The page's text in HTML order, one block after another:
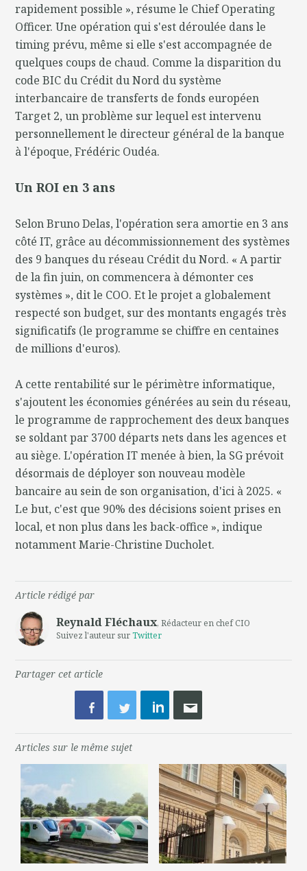
rapidement possible », résume le Chief Operating
Officer. Une opération qui s'est déroulée dans le
timing prévu, même si elle s'est accompagnée de
quelques coups de chaud. Comme la disparition du
code BIC du Crédit du Nord du système
interbancaire de transferts de fonds européen
Target 2, un problème sur lequel est intervenu
personnellement le directeur général de la banque
à l'époque, Frédéric Oudéa.
Un ROI en 3 ans
Selon Bruno Delas, l'opération sera amortie en 3 ans
côté IT, grâce au décommissionnement des systèmes
des 9 banques du réseau Crédit du Nord. « A partir
de la fin juin, on commencera à démonter ces
systèmes », dit le COO. Et le projet a globalement
respecté son budget, sur des montants engagés très
significatifs (le programme se chiffre en centaines
de millions d'euros).
A cette rentabilité sur le périmètre informatique,
s'ajoutent les économies générées au sein du réseau,
le programme de rapprochement des deux banques
se soldant par 3700 départs nets dans les agences et
au siège. L'opération IT menée à bien, la SG prévoit
désormais de déployer son nouveau modèle
bancaire au sein de son organisation, d'ici à 2025. «
Le but, c'est que 90% des décisions soient prises en
local, et non plus dans les back-office », indique
notamment Marie-Christine Ducholet.
Article rédigé par
Reynald Fléchaux, Rédacteur en chef CIO
Suivez l'auteur surTwitter
Partager cet article
Articles sur le même sujet